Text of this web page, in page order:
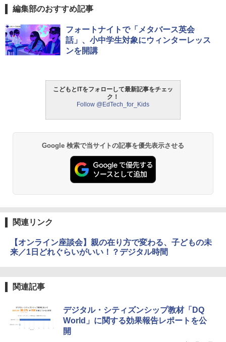
1
タッチペンで音が聞ける!はじめてずかん
1000 英語つき ([バラエティ])
￥5,478
中学英語をもう一度ひとつひとつわかり
やすく。改訂版
仮面ライダー 改造人間 限定ケース版
￥4,290
4
つかめ！理科ダマン 12 最強ロボット決
戦！編
5
自分の思いを言葉にする こどもアウトプ
ット図鑑 (サンクチュアリ出版)
1
ThinkFun ボードゲーム 「サーキット・
メイズ」 配線回路をプログラミングする
日本語説明書付 8歳~ 76341 誕生日 クリ
スマス
モルカ: 原子・分子に強くなるカードゲ
ーム
物理実験モデル楽器電磁気教材を教える
ダルトンボード/ゴルトンボード物理学、
4
エンジニアリングキット小さなカート -
クリエイティブトイビルド、シンプルな
￥849
編集部のおすすめ記事
フォートナイトで「メタバース英会
話」、小中学生対象にウィンターレッス
ンを開講
こどもとITをフォローして最新記事をチェッ
ク！
Follow @EdTech_for_Kids
Google 検索で当サイトの記事を優先表示させる
関連リンク
【オンライン座談会】親の在り方で変わる、子どもの未
来／1日どれぐらいがいい！？デジタル時間
関連記事
デジタル・シティズンシップ教材「DQ
World」に関する効果報告レポートを公
開